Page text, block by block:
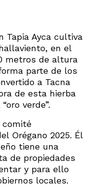
Tapia Ayca cultiva
en el
metros de altura
parte de los
a Tacna
de esta hierba
verde”.
comité
Orégano 2025. Él
tiene una
de propiedades
y para ello
locales.